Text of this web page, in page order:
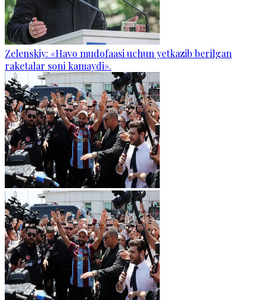
Zelenskiy: «Havo mudofaasi uchun yetkazib berilgan
raketalar soni kamaydi».